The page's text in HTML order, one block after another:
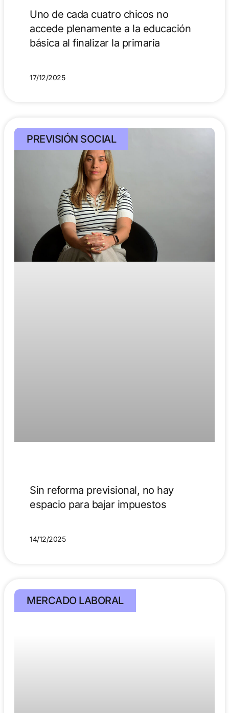
Uno de cada cuatro chicos no
accede plenamente a la educación
básica al finalizar la primaria
17/12/2025
PREVISIÓN SOCIAL
Sin reforma previsional, no hay
espacio para bajar impuestos
14/12/2025
MERCADO LABORAL